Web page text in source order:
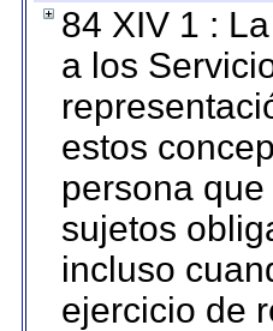
84 XIV 1 :
a los
estos
persona
sujetos
incluso
ejercicio de